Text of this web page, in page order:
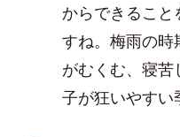
からできること
すね。梅雨の時
がむくむ、寝
子が狂いやすい